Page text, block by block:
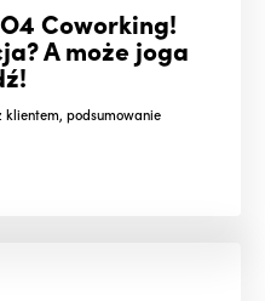
Coworking!
A może joga
podsumowanie